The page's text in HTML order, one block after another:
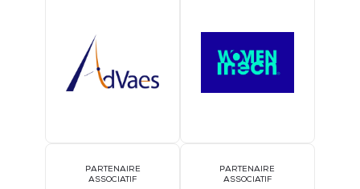
PARTENAIRE
ASSOCIATIF
PARTENAIRE
ASSOCIATIF